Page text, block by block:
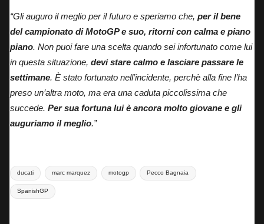
“Gli auguro il meglio per il futuro e speriamo che, per il bene
del campionato di MotoGP e suo, ritorni con calma e piano
piano. Non puoi fare una scelta quando sei infortunato come lui
in questa situazione, devi stare calmo e lasciare passare le
settimane. È stato fortunato nell’incidente, perchè alla fine l’ha
preso un’altra moto, ma era una caduta piccolissima che
succede. Per sua fortuna lui è ancora molto giovane e gli
auguriamo il meglio.”
Tags:
ducati marc marquez motogp Pecco Bagnaia
SpanishGP